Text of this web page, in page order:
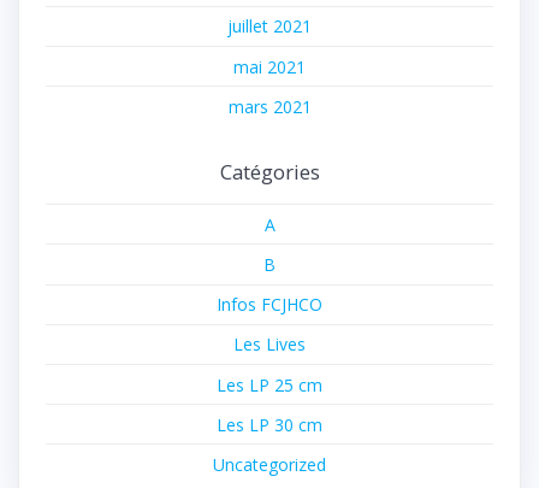
juillet 2021
mai 2021
mars 2021
Catégories
A
B
Infos FCJHCO
Les Lives
Les LP 25 cm
Les LP 30 cm
Uncategorized